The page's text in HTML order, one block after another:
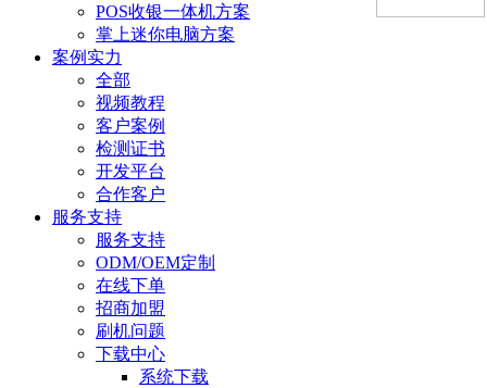
POS收银一体机方案
掌上迷你电脑方案
案例实力
全部
视频教程
客户案例
检测证书
开发平台
合作客户
服务支持
服务支持
ODM/OEM定制
在线下单
招商加盟
刷机问题
下载中心
系统下载